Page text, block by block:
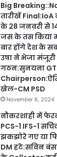
Big
तारीखें
के 28 जनवरी से
जस के तस किया
बार होंगे देश के
उषा ने भेजा मंजूरी
गठन:सुनयना
खेल-CM PSD
November 6, 2024
नौकरशाही में
PCS-1 IFS-1
झकझोरे गए या
DM हटे:सविन